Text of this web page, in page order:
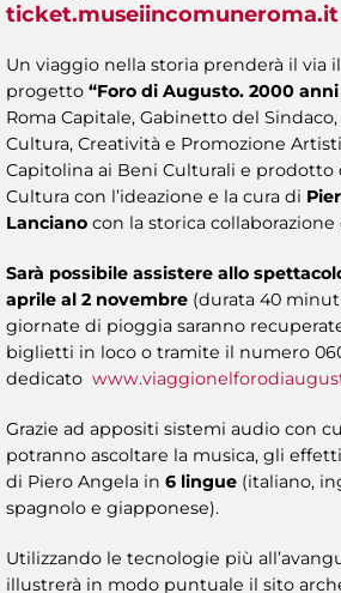
ticket.museiincomuneroma.it
Un viaggio nella storia prenderà il via il
progetto “Foro di Augusto. 2000
Roma Capitale, Gabinetto del Sindaco,
Cultura, Creatività e Promozione
Capitolina ai Beni Culturali e
Cultura con l’ideazione e la cura di
Lanciano con la storica collaborazione
Sarà possibile assistere allo
aprile al 2 novembre (durata 40
giornate di pioggia saranno
biglietti in loco o tramite il numero
dedicato
Grazie ad appositi sistemi audio con
potranno ascoltare la musica, gli
di Piero Angela in 6 lingue (italiano,
spagnolo e giapponese).
Utilizzando le tecnologie più
illustrerà in modo puntuale il sito